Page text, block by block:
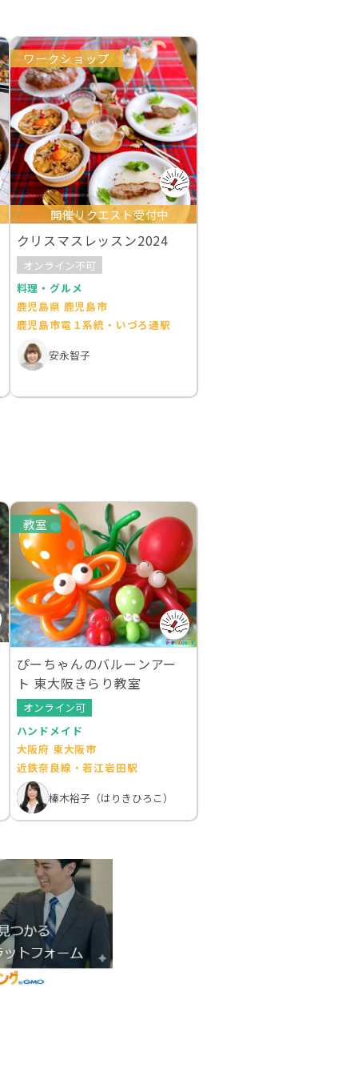
ワークショップ
開催リクエスト受付中
クリスマスレッスン2024
オンライン不可
料理・グルメ
鹿児島県 鹿児島市
鹿児島市電１系統・いづろ通駅
安永智子
教室
ぴーちゃんのバルーンアー
ト 東大阪きらり教室
オンライン可
ハンドメイド
大阪府 東大阪市
近鉄奈良線・若江岩田駅
榛木裕子（はりきひろこ）